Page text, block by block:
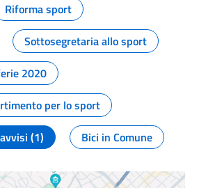
Riforma sport
Sottosegretaria allo sport
2020
per lo sport
(1) Bici in Comune